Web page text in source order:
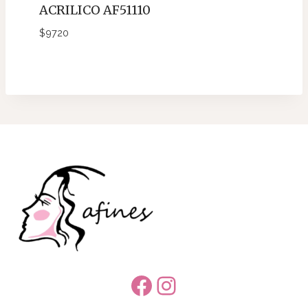
ACRILICO AF51110
$9720
Facebook
Instagram